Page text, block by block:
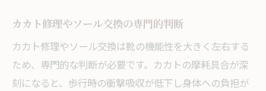
カカト修理やソール交換の専門的判断
カカト修理やソール交換は靴の機能性を大きく左右する
ため、専門的な判断が必要です。カカトの摩耗具合が深
刻になると、歩行時の衝撃吸収が低下し身体への負担が